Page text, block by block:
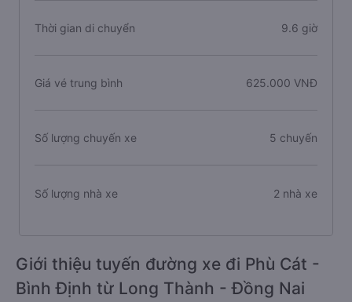
Thời gian di chuyển 9.6 giờ
Giá vé trung bình 625.000 VNĐ
Số lượng chuyến xe 5 chuyến
Số lượng nhà xe 2 nhà xe
Giới thiệu tuyến đường xe đi Phù Cát -
Bình Định từ Long Thành - Đồng Nai